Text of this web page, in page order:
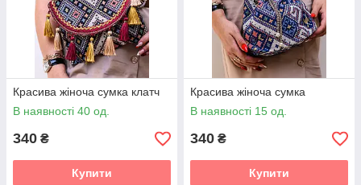
Красива жіноча сумка клатч
В наявності 40 од.
340 ₴
Купити
Красива жіноча сумка
В наявності 15 од.
340 ₴
Купити